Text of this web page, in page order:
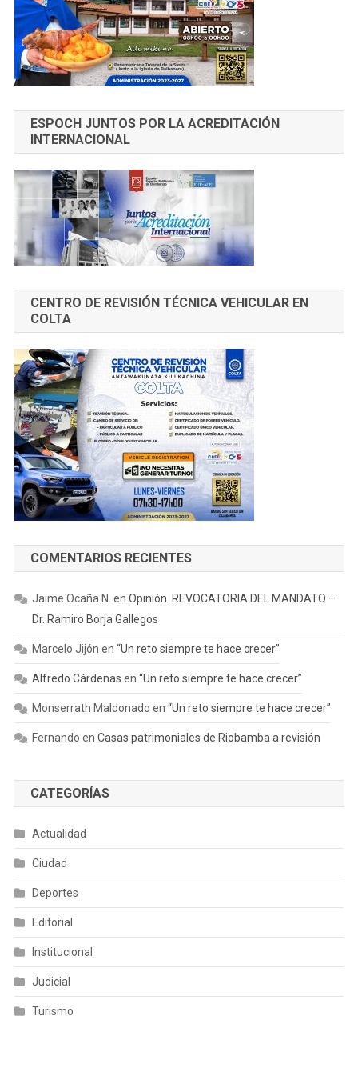
ESPOCH JUNTOS POR LA ACREDITACIÓN
INTERNACIONAL
CENTRO DE REVISIÓN TÉCNICA VEHICULAR EN
COLTA
COMENTARIOS RECIENTES
Jaime Ocaña N. en Opinión. REVOCATORIA DEL MANDATO –
Dr. Ramiro Borja Gallegos
Marcelo Jijón en “Un reto siempre te hace crecer”
Alfredo Cárdenas en “Un reto siempre te hace crecer”
Monserrath Maldonado en “Un reto siempre te hace crecer”
Fernando en Casas patrimoniales de Riobamba a revisión
CATEGORÍAS
Actualidad
Ciudad
Deportes
Editorial
Institucional
Judicial
Turismo